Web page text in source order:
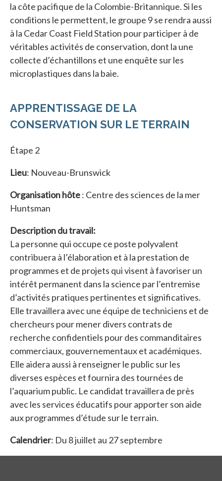
la côte pacifique de la Colombie-Britannique. Si les
conditions le permettent, le groupe 9 se rendra aussi
à la Cedar Coast Field Station pour participer à de
véritables activités de conservation, dont la une
collecte d’échantillons et une enquête sur les
microplastiques dans la baie.
APPRENTISSAGE DE LA
CONSERVATION SUR LE TERRAIN
Étape 2
Lieu: Nouveau-Brunswick
Organisation hôte: Centre des sciences de la mer
Huntsman
Description du travail:
La personne qui occupe ce poste polyvalent
contribuera à l’élaboration et à la prestation de
programmes et de projets qui visent à favoriser un
intérêt permanent dans la science par l’entremise
d’activités pratiques pertinentes et significatives.
Elle travaillera avec une équipe de techniciens et de
chercheurs pour mener divers contrats de
recherche confidentiels pour des commanditaires
commerciaux, gouvernementaux et académiques.
Elle aidera aussi à renseigner le public sur les
diverses espèces et fournira des tournées de
l’aquarium public. Le candidat travaillera de près
avec les services éducatifs pour apporter son aide
aux programmes d’étude sur le terrain.
Calendrier: Du 8 juillet au 27 septembre